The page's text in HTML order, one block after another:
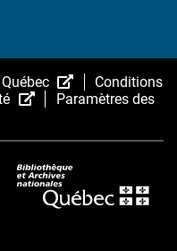
(Cet
hyperlien
nouvelle
fenêtre.)
Conditions
(Cet
une
nouvelle
fenêtre.)
Paramètres des